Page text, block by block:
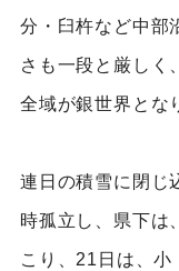
分・臼杵など中部
さも一段と厳しく
全域が銀世界とな
連日の積雪に閉じ
時孤立し、県下は
こり、21日は、